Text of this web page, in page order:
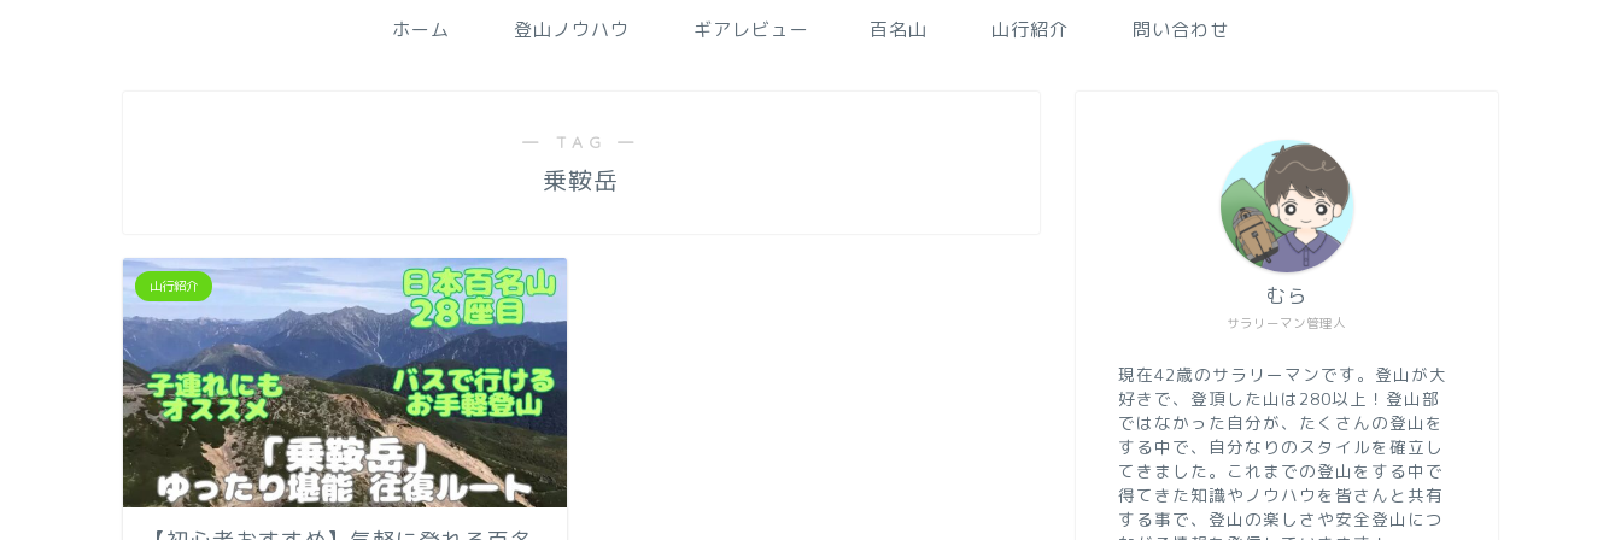
ホーム 登山ノウハウ ギアレビュー 百名山 山行紹介 問い合わせ
― TAG ―
乗鞍岳
山行紹介
サラリーマン管理人
むら
現在42歳のサラリーマンです。登山が大
好きで、登頂した山は280以上！登山部
ではなかった自分が、たくさんの登山を
する中で、自分なりのスタイルを確立し
てきました。これまでの登山をする中で
得てきた知識やノウハウを皆さんと共有
する事で、登山の楽しさや安全登山につ